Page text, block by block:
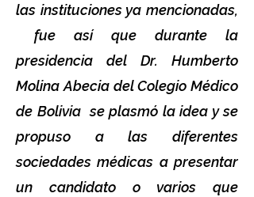
las instituciones ya mencionadas,
fue así que durante la
presidencia del Dr. Humberto
Molina Abecia del Colegio Médico
de Bolivia se plasmó la idea y se
propuso a las diferentes
sociedades médicas a presentar
un candidato o varios que